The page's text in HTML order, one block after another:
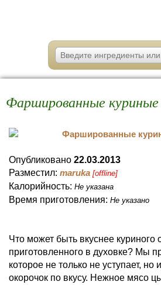
Фаршированные куриные
Опубликовано 22.03.2013
Разместил: maruka [offline]
Калорийность: Не указана
Время приготовления: Не указано
Что может быть вкуснее куриного
приготовленного в духовке? Мы
которое не только не уступает,
окорочок по вкусу. Нежное мясо